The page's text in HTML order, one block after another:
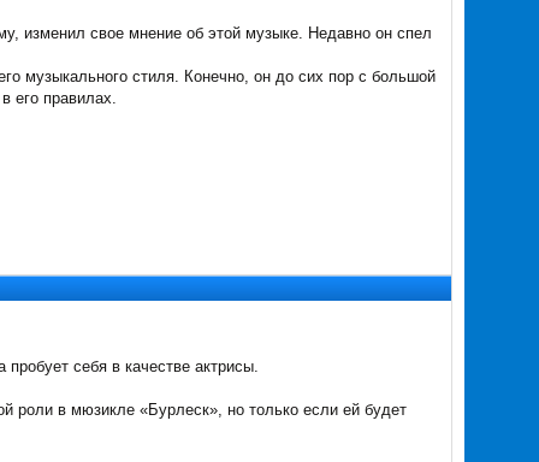
изменил свое мнение об этой музыке. Недавно он спел
музыкального стиля. Конечно, он до сих пор с большой
его правилах.
себя в качестве актрисы.
роли в мюзикле «Бурлеск», но только если ей будет